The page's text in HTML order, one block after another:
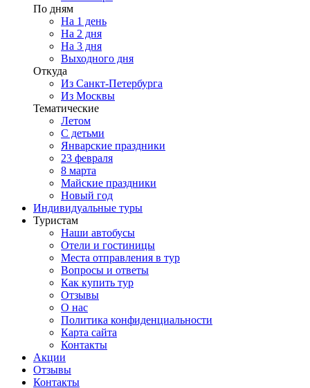
По дням
На 1 день
На 2 дня
На 3 дня
Выходного дня
Откуда
Из Санкт-Петербурга
Из Москвы
Тематические
Летом
С детьми
Январские праздники
23 февраля
8 марта
Майские праздники
Новый год
Индивидуальные туры
Туристам
Наши автобусы
Отели и гостиницы
Места отправления в тур
Вопросы и ответы
Как купить тур
Отзывы
О нас
Политика конфиденциальности
Карта сайта
Контакты
Акции
Отзывы
Контакты